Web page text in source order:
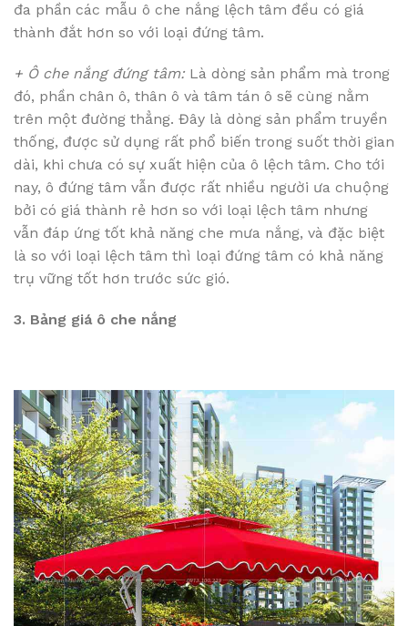
đa phần các mẫu ô che nắng lệch tâm đều có giá
thành đắt hơn so với loại đứng tâm.
+ Ô che nắng đứng tâm: Là dòng sản phẩm mà trong
đó, phần chân ô, thân ô và tâm tán ô sẽ cùng nằm
trên một đường thẳng. Đây là dòng sản phẩm truyền
thống, được sử dụng rất phổ biến trong suốt thời gian
dài, khi chưa có sự xuất hiện của ô lệch tâm. Cho tới
nay, ô đứng tâm vẫn được rất nhiều người ưa chuộng
bởi có giá thành rẻ hơn so với loại lệch tâm nhưng
vẫn đáp ứng tốt khả năng che mưa nắng, và đặc biệt
là so với loại lệch tâm thì loại đứng tâm có khả năng
trụ vững tốt hơn trước sức gió.
3. Bảng giá ô che nắng